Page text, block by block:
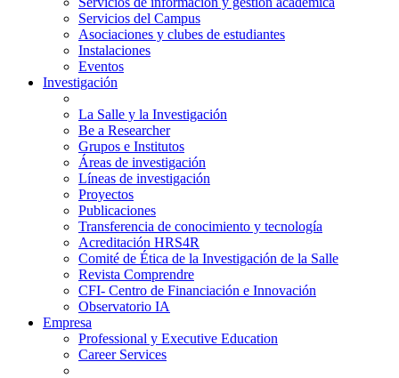
Servicios del Campus
Asociaciones y clubes de estudiantes
Instalaciones
Eventos
Investigación
La Salle y la Investigación
Be a Researcher
Grupos e Institutos
Áreas de investigación
Líneas de investigación
Proyectos
Publicaciones
Transferencia de conocimiento y tecnología
Acreditación HRS4R
Comité de Ética de la Investigación de la Salle
Revista Comprendre
CFI- Centro de Financiación e Innovación
Observatorio IA
Empresa
Professional y Executive Education
Career Services